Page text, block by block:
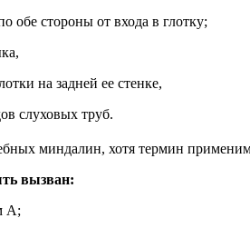
обе стороны от входа в глотку;
на задней ее стенке,
слуховых труб.
миндалин, хотя термин
вызван:
А;